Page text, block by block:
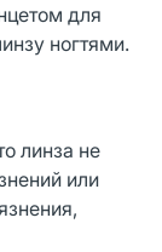
для
ногтями.
линза не
или